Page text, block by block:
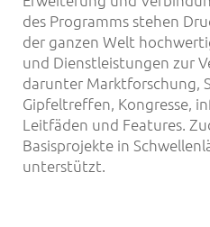
des Programms stehen
der ganzen Welt
und Dienstleistungen zur
darunter Marktforschung,
Gipfeltreffen, Kongresse,
Leitfäden und Features.
Basisprojekte in
unterstützt.